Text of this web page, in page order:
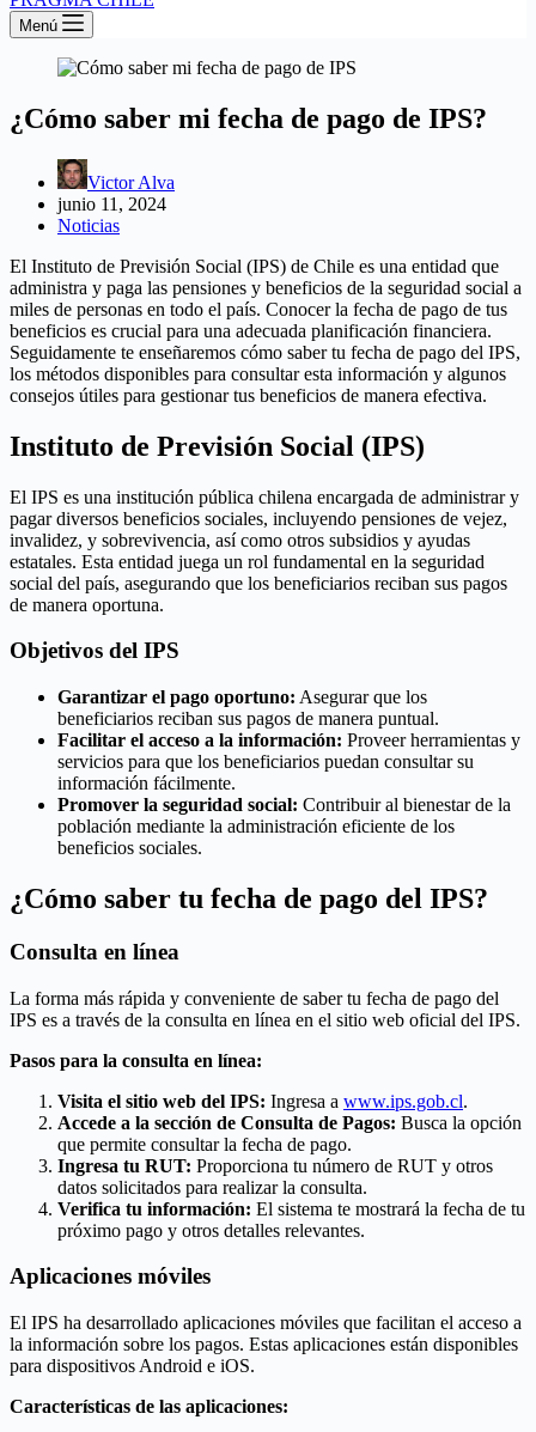
Menú
¿Cómo saber mi fecha de pago de IPS?
Victor Alva
junio 11, 2024
Noticias
El Instituto de Previsión Social (IPS) de Chile es una entidad que
administra y paga las pensiones y beneficios de la seguridad social a
miles de personas en todo el país. Conocer la fecha de pago de tus
beneficios es crucial para una adecuada planificación financiera.
Seguidamente te enseñaremos cómo saber tu fecha de pago del IPS,
los métodos disponibles para consultar esta información y algunos
consejos útiles para gestionar tus beneficios de manera efectiva.
Instituto de Previsión Social (IPS)
El IPS es una institución pública chilena encargada de administrar y
pagar diversos beneficios sociales, incluyendo pensiones de vejez,
invalidez, y sobrevivencia, así como otros subsidios y ayudas
estatales. Esta entidad juega un rol fundamental en la seguridad
social del país, asegurando que los beneficiarios reciban sus pagos
de manera oportuna.
Objetivos del IPS
Garantizar el pago oportuno: Asegurar que los
beneficiarios reciban sus pagos de manera puntual.
Facilitar el acceso a la información: Proveer herramientas y
servicios para que los beneficiarios puedan consultar su
información fácilmente.
Promover la seguridad social: Contribuir al bienestar de la
población mediante la administración eficiente de los
beneficios sociales.
¿Cómo saber tu fecha de pago del IPS?
Consulta en línea
La forma más rápida y conveniente de saber tu fecha de pago del
IPS es a través de la consulta en línea en el sitio web oficial del IPS.
Pasos para la consulta en línea:
Visita el sitio web del IPS: Ingresa a www.ips.gob.cl.
Accede a la sección de Consulta de Pagos: Busca la opción
que permite consultar la fecha de pago.
Ingresa tu RUT: Proporciona tu número de RUT y otros
datos solicitados para realizar la consulta.
Verifica tu información: El sistema te mostrará la fecha de tu
próximo pago y otros detalles relevantes.
Aplicaciones móviles
El IPS ha desarrollado aplicaciones móviles que facilitan el acceso a
la información sobre los pagos. Estas aplicaciones están disponibles
para dispositivos Android e iOS.
Características de las aplicaciones: